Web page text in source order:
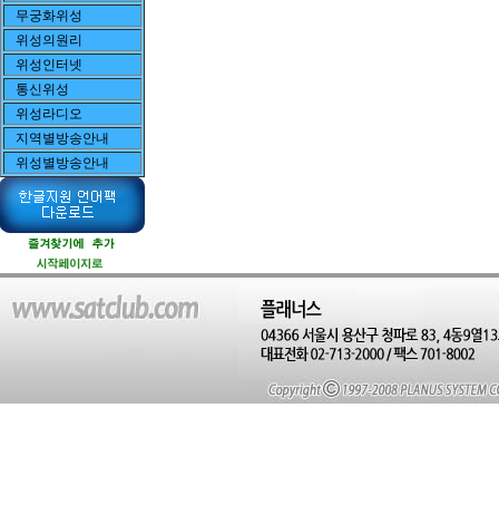
무궁화위성
위성의원리
위성인터넷
통신위성
위성라디오
지역별방송안내
위성별방송안내